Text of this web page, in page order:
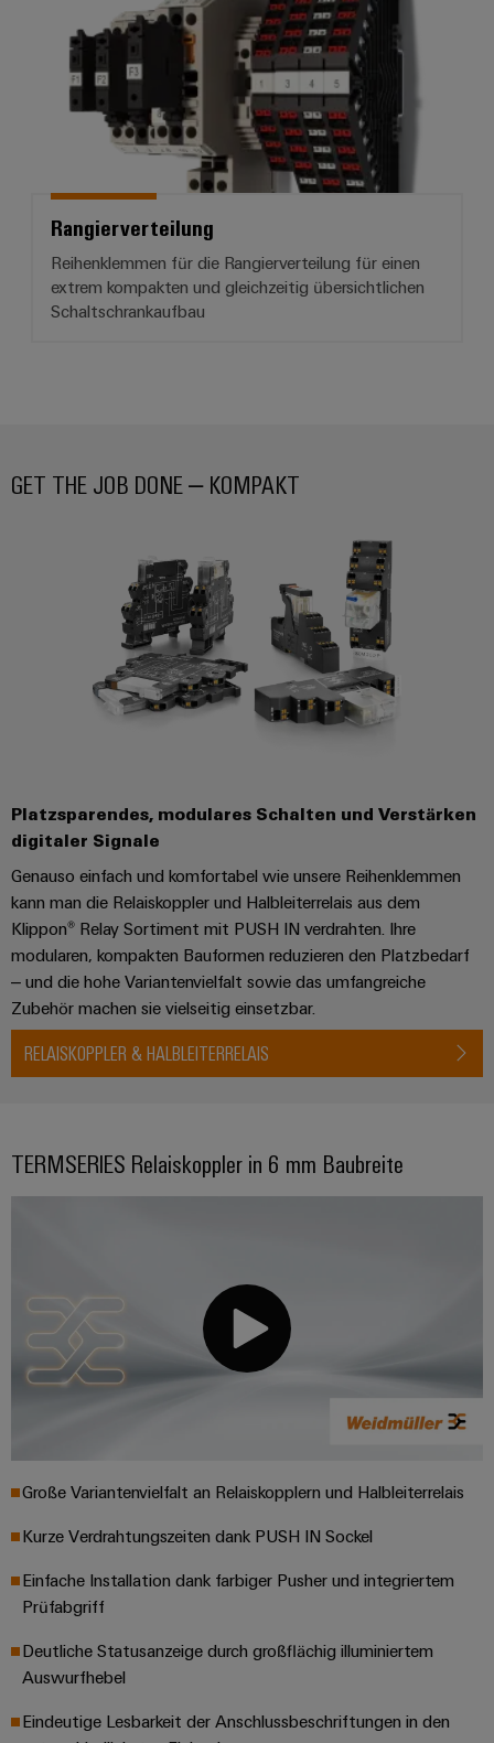
Digital
Engineering
auf einem
Rangierverteilung
Reihenklemmen für die Rangierverteilung für einen
extrem kompakten und gleichzeitig übersichtlichen
Schaltschrankaufbau
GET THE JOB DONE – KOMPAKT
Platzsparendes, modulares Schalten und Verstärken
digitaler Signale
Genauso einfach und komfortabel wie unsere Reihenklemmen
kann man die Relaiskoppler und Halbleiterrelais aus dem
Klippon® Relay Sortiment mit PUSH IN verdrahten. Ihre
modularen, kompakten Bauformen reduzieren den Platzbedarf
– und die hohe Variantenvielfalt sowie das umfangreiche
Zubehör machen sie vielseitig einsetzbar.
RELAISKOPPLER & HALBLEITERRELAIS
TERMSERIES Relaiskoppler in 6 mm Baubreite
Große Variantenvielfalt an Relaiskopplern und Halbleiterrelais
Kurze Verdrahtungszeiten dank PUSH IN Sockel
Einfache Installation dank farbiger Pusher und integriertem
Prüfabgriff
Deutliche Statusanzeige durch großflächig illuminiertem
Auswurfhebel
Eindeutige Lesbarkeit der Anschlussbeschriftungen in den